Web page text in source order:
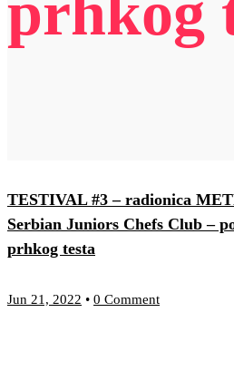
TESTIVAL #3 – radionica
Serbian Juniors Chefs Club –
prhkog testa
Jun 21, 2022 • 0 Comment